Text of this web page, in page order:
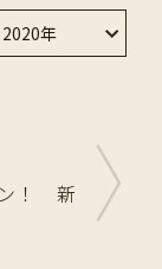
2020年
ン！ 新